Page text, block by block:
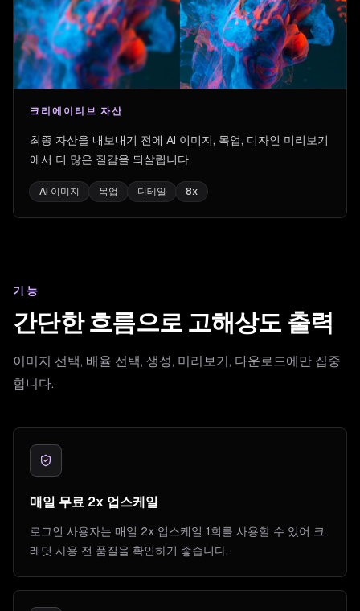
크리에이티브 자산
최종 자산을 내보내기 전에 AI 이미지, 목업, 디자인 미리보기
에서 더 많은 질감을 되살립니다.
AI 이미지 목업 디테일 8x
기능
간단한 흐름으로 고해상도 출력
이미지 선택, 배율 선택, 생성, 미리보기, 다운로드에만 집중
합니다.
매일 무료 2x 업스케일
로그인 사용자는 매일 2x 업스케일 1회를 사용할 수 있어 크
레딧 사용 전 품질을 확인하기 좋습니다.